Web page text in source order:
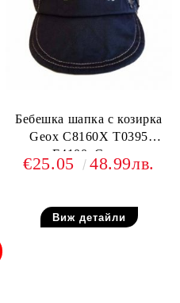
Бебешка шапка с козирка
Geox C8160X T0395
F4100, Синя
€25.05 48.99лв.
Виж детайли